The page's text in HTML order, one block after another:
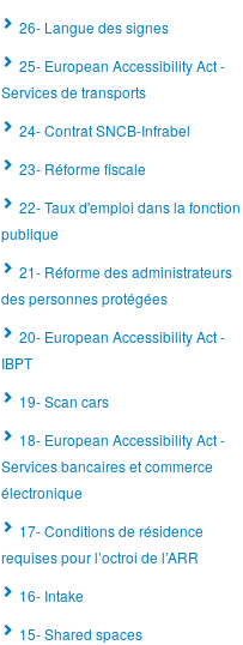
26- Langue des signes
25- European Accessibility Act -
Services de transports
24- Contrat SNCB-Infrabel
23- Réforme fiscale
22- Taux d'emploi dans la fonction
publique
21- Réforme des administrateurs
des personnes protégées
20- European Accessibility Act -
IBPT
19- Scan cars
18- European Accessibility Act -
Services bancaires et commerce
électronique
17- Conditions de résidence
requises pour l’octroi de l’ARR
16- Intake
15- Shared spaces